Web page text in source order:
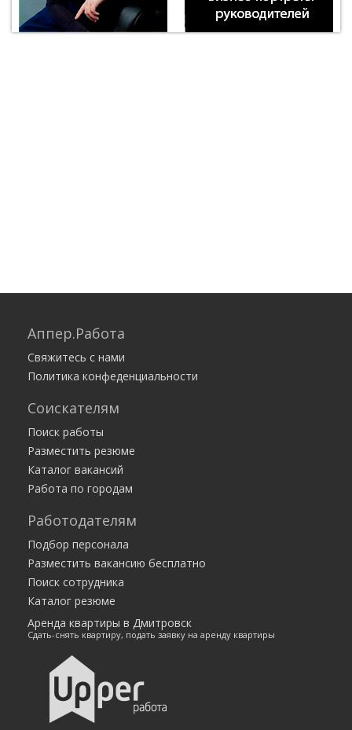
Аппер.Работа
Свяжитесь с нами
Политика конфеденциальности
Соискателям
Поиск работы
Разместить резюме
Каталог вакансий
Работа по городам
Работодателям
Подбор персонала
Разместить вакансию бесплатно
Поиск сотрудника
Каталог резюме
Аренда квартиры в Дмитровск
Сдать-снять квартиру, подать заявку на аренду квартиры